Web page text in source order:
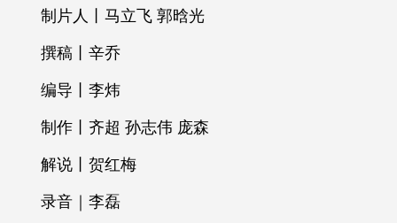
制片人丨马立飞 郭晗光
撰稿丨辛乔
编导丨李炜
制作丨齐超 孙志伟 庞森
解说丨贺红梅
录音｜李磊